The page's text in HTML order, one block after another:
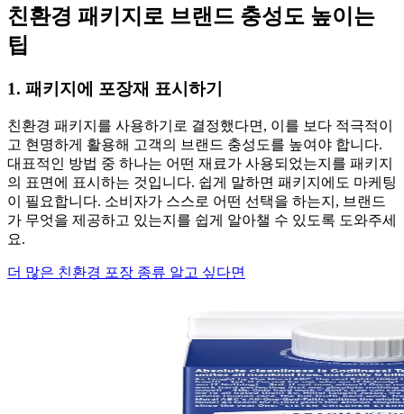
친환경 패키지로 브랜드 충성도 높이는
팁
1. 패키지에 포장재 표시하기
친환경 패키지를 사용하기로 결정했다면, 이를 보다 적극적이
고 현명하게 활용해 고객의 브랜드 충성도를 높여야 합니다.
대표적인 방법 중 하나는 어떤 재료가 사용되었는지를 패키지
의 표면에 표시하는 것입니다. 쉽게 말하면 패키지에도 마케팅
이 필요합니다. 소비자가 스스로 어떤 선택을 하는지, 브랜드
가 무엇을 제공하고 있는지를 쉽게 알아챌 수 있도록 도와주세
요.
더 많은 친환경 포장 종류 알고 싶다면